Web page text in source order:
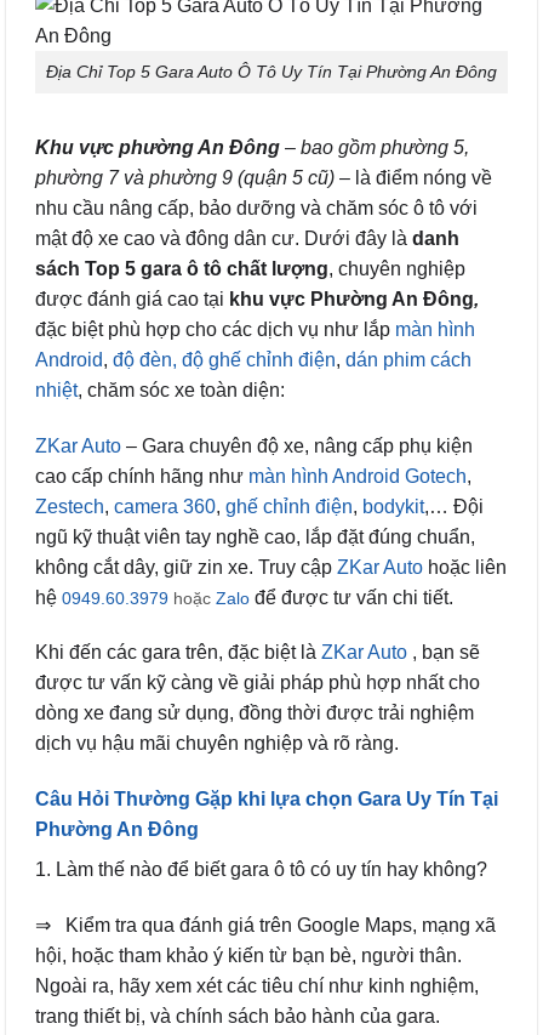
Địa Chỉ Top 5 Gara Auto Ô Tô Uy Tín Tại Phường An Đông
Khu vực phường An Đông – bao gồm phường 5,
phường 7 và phường 9 (quận 5 cũ) – là điểm nóng về
nhu cầu nâng cấp, bảo dưỡng và chăm sóc ô tô với
mật độ xe cao và đông dân cư. Dưới đây là danh
sách Top 5 gara ô tô chất lượng, chuyên nghiệp
được đánh giá cao tại khu vực Phường An Đông,
đặc biệt phù hợp cho các dịch vụ như lắp màn hình
Android, độ đèn, độ ghế chỉnh điện, dán phim cách
nhiệt, chăm sóc xe toàn diện:
ZKar Auto – Gara chuyên độ xe, nâng cấp phụ kiện
cao cấp chính hãng như màn hình Android Gotech,
Zestech, camera 360, ghế chỉnh điện, bodykit,… Đội
ngũ kỹ thuật viên tay nghề cao, lắp đặt đúng chuẩn,
không cắt dây, giữ zin xe. Truy cập ZKar Auto hoặc liên
hệ 0949.60.3979 hoặc Zalo để được tư vấn chi tiết.
Khi đến các gara trên, đặc biệt là ZKar Auto , bạn sẽ
được tư vấn kỹ càng về giải pháp phù hợp nhất cho
dòng xe đang sử dụng, đồng thời được trải nghiệm
dịch vụ hậu mãi chuyên nghiệp và rõ ràng.
Câu Hỏi Thường Gặp khi lựa chọn Gara Uy Tín Tại
Phường An Đông
1. Làm thế nào để biết gara ô tô có uy tín hay không?
⇒ Kiểm tra qua đánh giá trên Google Maps, mạng xã
hội, hoặc tham khảo ý kiến từ bạn bè, người thân.
Ngoài ra, hãy xem xét các tiêu chí như kinh nghiệm,
trang thiết bị, và chính sách bảo hành của gara.